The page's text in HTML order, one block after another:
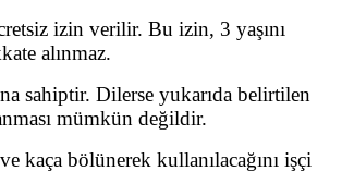
izin verilir. Bu izin, 3 yaşını
alınmaz.
sahiptir. Dilerse yukarıda belirtilen
mümkün değildir.
kaça bölünerek kullanılacağını işçi